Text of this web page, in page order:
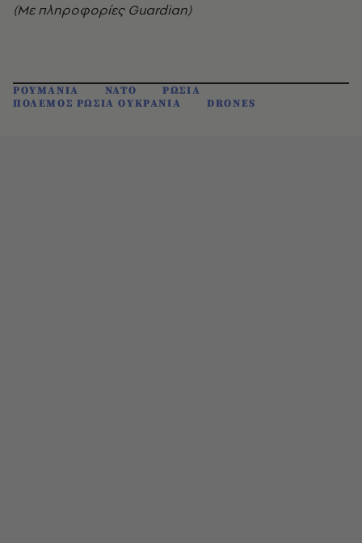
(Με πληροφορίες Guardian)
ΡΟΥΜΑΝΙΑ ΝΑΤΟ
ΡΩΣΙΑ
ΠΟΛΕΜΟΣ ΡΩΣΙΑ ΟΥΚΡΑΝΙΑ
DRONES